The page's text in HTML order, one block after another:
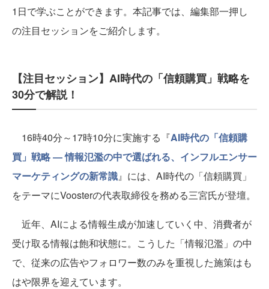
1日で学ぶことができます。本記事では、編集部一押し
の注目セッションをご紹介します。
【注目セッション】AI時代の「信頼購買」戦略を
30分で解説！
16時40分～17時10分に実施する『AI時代の「信頼購
買」戦略 ― 情報氾濫の中で選ばれる、インフルエンサー
マーケティングの新常識』には、AI時代の「信頼購買」
をテーマにVoosterの代表取締役を務める三宮氏が登壇。
近年、AIによる情報生成が加速していく中、消費者が
受け取る情報は飽和状態に。こうした「情報氾濫」の中
で、従来の広告やフォロワー数のみを重視した施策はも
はや限界を迎えています。